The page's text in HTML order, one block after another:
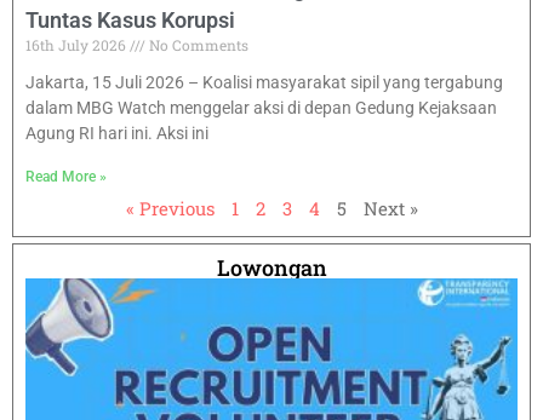
Tuntas Kasus Korupsi
16th July 2026
No Comments
Jakarta, 15 Juli 2026 – Koalisi masyarakat sipil yang tergabung
dalam MBG Watch menggelar aksi di depan Gedung Kejaksaan
Agung RI hari ini. Aksi ini
Read More »
« Previous 1 2 3 4 5 Next »
Lowongan